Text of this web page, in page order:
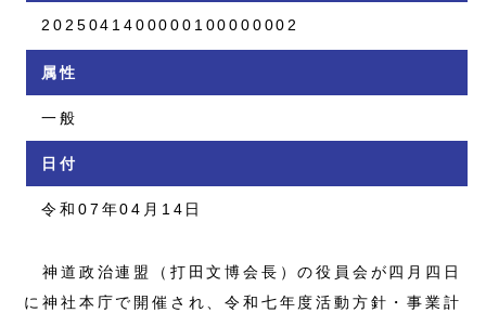
2025041400000100000002
属性
一般
日付
令和07年04月14日
神道政治連盟（打田文博会長）の役員会が四月四日
に神社本庁で開催され、令和七年度活動方針・事業計